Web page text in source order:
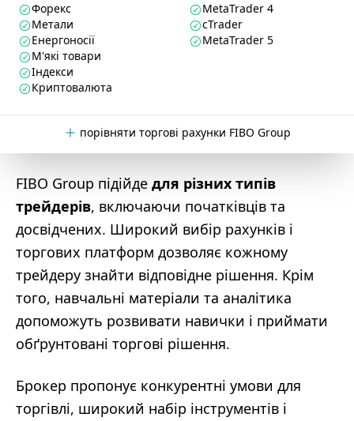
Форекс
Метали
Енергоносії
М'які товари
Індекси
Криптовалюта
MetaTrader 4
cTrader
MetaTrader 5
порівняти торгові рахунки FIBO Group
FIBO Group підійде для різних типів
трейдерів, включаючи початківців та
досвідчених. Широкий вибір рахунків і
торгових платформ дозволяє кожному
трейдеру знайти відповідне рішення. Крім
того, навчальні матеріали та аналітика
допоможуть розвивати навички і приймати
обґрунтовані торгові рішення.
Брокер пропонує конкурентні умови для
торгівлі, широкий набір інструментів і